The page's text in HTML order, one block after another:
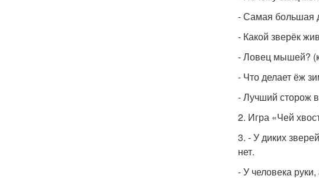
- Самая большая
- Какой зверёк
- Ловец мышей?
- Что делает ёж
- Лучший сторож
2. Игра «Чей
3. - У диких
нет.
- У человека